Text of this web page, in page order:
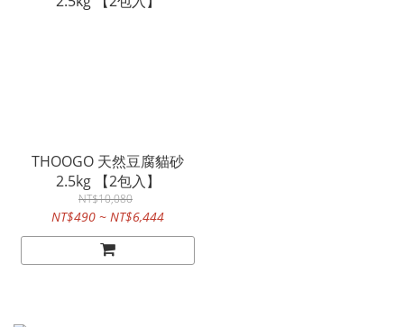
THOOGO 天然豆腐貓砂
2.5kg 【2包入】
NT$10,080
NT$490 ~ NT$6,444